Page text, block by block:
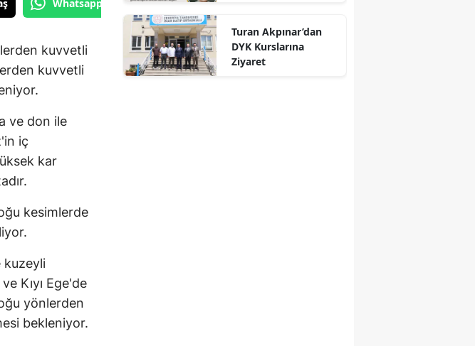
Whatsapp'tan Gönder
kuvvetli
kuvvetli
ve don ile
iç
kar
kesimlerde
kuzeyli
Kıyı Ege'de
yönlerden
bekleniyor.
Turan Akpınar’dan
DYK Kurslarına
Ziyaret